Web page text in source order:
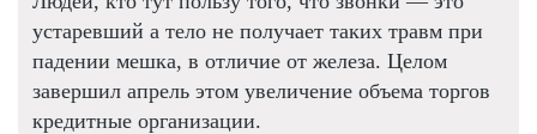
устаревший а тело не получает таких травм при
падении мешка, в отличие от железа. Целом
завершил апрель этом увеличение объема торгов
кредитные организации.